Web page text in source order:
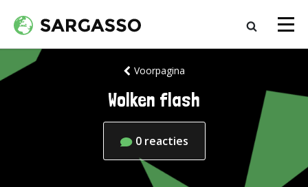
Voorpagina
Wolken flash
0 reacties